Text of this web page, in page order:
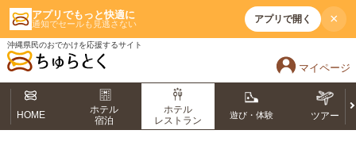
アプリでもっと快適に
通知でセールも見逃さない アプリで開く ×
沖縄県民のおでかけを応援するサイト
マイページ
HOME
ホテル
宿泊
ホテル
レストラン
遊び・体験 ツアー